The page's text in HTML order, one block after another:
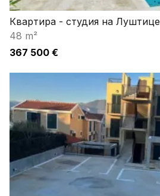
Квартира - студия на Луштице
48 m²
367 500 €